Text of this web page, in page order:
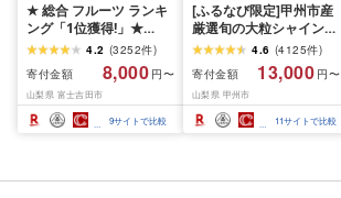
★ 総合 フルーツ ランキ
ング「1位獲得!」★
2026年発送 シャインマ
スカット 選べる容量
500g 1kg 1.5kg 2kg
3kg ふるさと納税 フル
ーツ ぶどう 果物 送料無
料 山梨県産 2026 旬 大
2026年発送 ]
4.2 (3252件)
寄付金額
8,000 円〜
山梨県 富士吉田市
9サイトで比較
[ふるなび限定]甲州市産
厳選旬の大粒シャインマ
スカット 約1.3kg 2〜3
房[2026年発送]
(MG)B12-472 FN-
Limited-VO シャインマ
スカット フルーツ
4.6 (4125件)
寄付金額
13,000 円〜
山梨県 甲州市
11サイトで比較